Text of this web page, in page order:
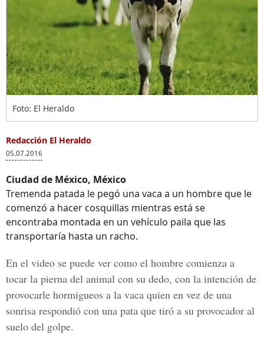
Foto: El Heraldo
Redacción El Heraldo
05.07.2016
Ciudad de México, México
Tremenda patada le pegó una vaca a un hombre que le
comenzó a hacer cosquillas mientras está se
encontraba montada en un vehículo paila que las
transportaría hasta un racho.
En el video se puede ver como el hombre comienza a
tocar la pierna del animal con su dedo, con la intención de
provocarle hormigueos a la vaca quien en vez de una
sonrisa respondió con una pata que tiró a su provocador al
suelo del golpe.